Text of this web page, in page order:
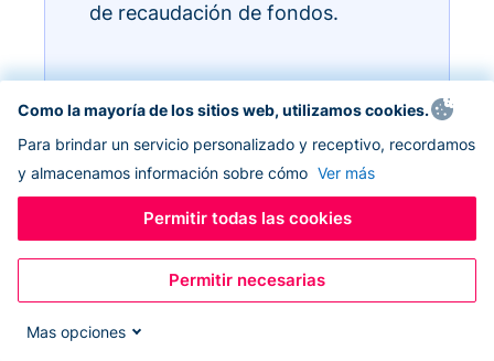
de recaudación de fondos.
Como la mayoría de los sitios web, utilizamos cookies.
Para brindar un servicio personalizado y receptivo, recordamos
y almacenamos información sobre cómo Ver más
Permitir todas las cookies
Permitir necesarias
Mas opciones